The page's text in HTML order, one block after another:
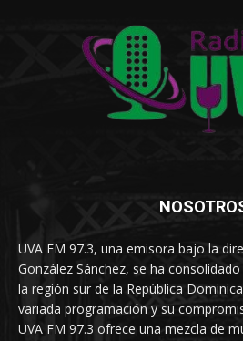
UVA FM 97.3, una emisora bajo la
González Sánchez, se ha
la región sur de la República
variada programación y su
UVA FM 97.3 ofrece una mezcla de